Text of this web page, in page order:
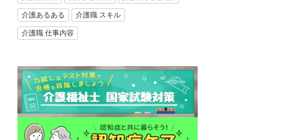
介護あるある 介護職 スキル
介護職 仕事内容